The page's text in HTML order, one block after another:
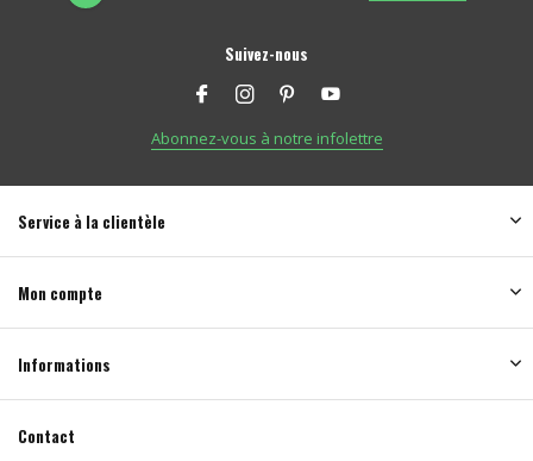
Suivez-nous
Abonnez-vous à notre infolettre
Service à la clientèle
Mon compte
Informations
Contact